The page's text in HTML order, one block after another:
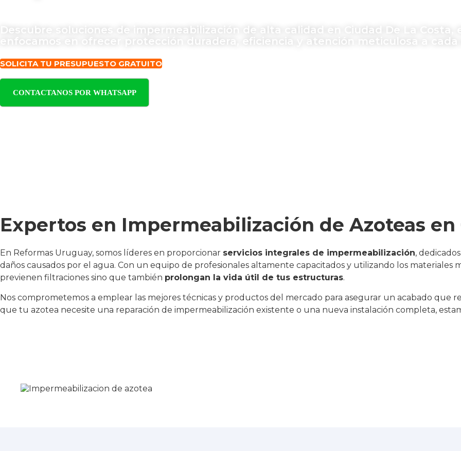
Descubre soluciones de impermeabilización de alta calidad en Ciudad De La Costa,
enfocamos en ofrecer protección duradera, eficiencia y atención meticulosa a cada
SOLICITA TU PRESUPUESTO GRATUITO
CONTACTANOS POR WHATSAPP
Expertos en Impermeabilización de Azoteas en
En Reformas Uruguay, somos líderes en proporcionar servicios integrales de impermeabilización,
daños causados por el agua. Con un equipo de profesionales altamente capacitados y utilizando los materiales
previenen filtraciones sino que también prolongan la vida útil de tus estructuras.
Nos comprometemos a emplear las mejores técnicas y productos del mercado para asegurar un acabado que
que tu azotea necesite una reparación de impermeabilización existente o una nueva instalación completa,